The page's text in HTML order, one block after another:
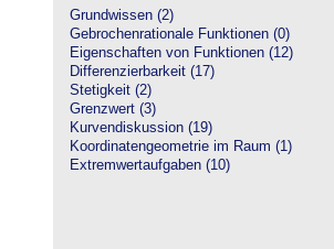
Grundwissen (2)
Gebrochenrationale Funktionen (0)
Eigenschaften von Funktionen (12)
Differenzierbarkeit (17)
Stetigkeit (2)
Grenzwert (3)
Kurvendiskussion (19)
Koordinatengeometrie im Raum (1)
Extremwertaufgaben (10)